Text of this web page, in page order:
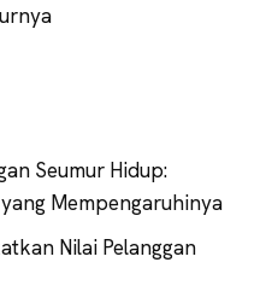
Seumur Hidup:
Mempengaruhinya
Nilai Pelanggan